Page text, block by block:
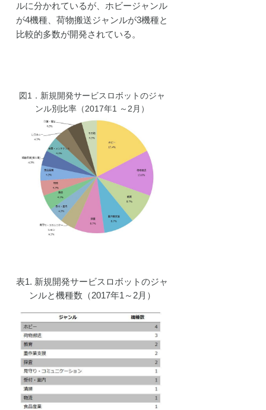
ルに分かれているが、ホビージャンル
が4機種、荷物搬送ジャンルが3機種と
比較的多数が開発されている。
図1．新規開発サービスロボットのジャ
ンル別比率（2017年1 ～2月）
表1. 新規開発サービスロボットのジャ
ンルと機種数（2017年1～2月）